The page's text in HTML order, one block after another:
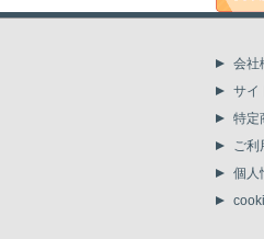
会社
サイ
特定
ご利
個人